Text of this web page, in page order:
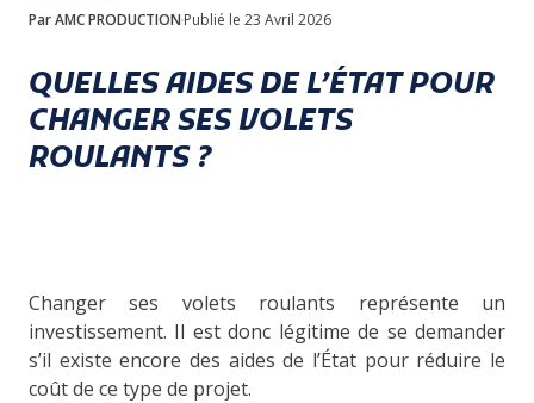
Par AMC PRODUCTION Publié le 23 Avril 2026
QUELLES AIDES DE L’ÉTAT POUR
CHANGER SES VOLETS
ROULANTS ?
Changer ses volets roulants représente un
investissement. Il est donc légitime de se demander
s’il existe encore des aides de l’État pour réduire le
coût de ce type de projet.